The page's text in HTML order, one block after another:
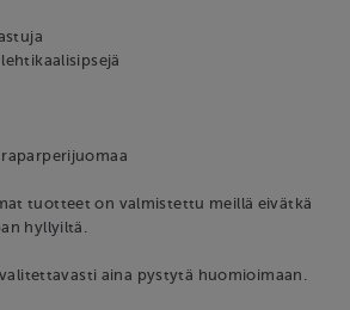
tuotteet on valmistettu meillä eivätkä
hyllyiltä.
aina pystytä huomioimaan.